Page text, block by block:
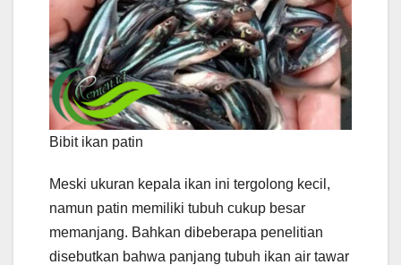
Bibit ikan patin
Meski ukuran kepala ikan ini tergolong kecil,
namun patin memiliki tubuh cukup besar
memanjang. Bahkan dibeberapa penelitian
disebutkan bahwa panjang tubuh ikan air tawar